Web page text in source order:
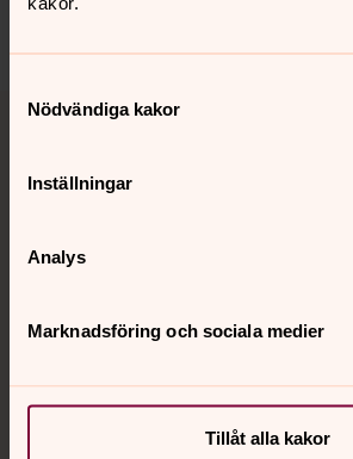
Nödvändiga kakor
Inställningar
Analys
Marknadsföring och sociala medier
Tillåt alla kakor
Tillbaka till toppen
Tillbaka till innehållet
Hitta snabbt